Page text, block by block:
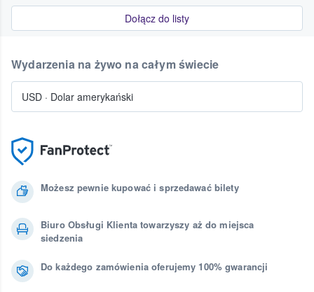
Dołącz do listy
Możesz pewnie kupować i sprzedawać bilety
Biuro Obsługi Klienta towarzyszy aż do miejsca
siedzenia
Do każdego zamówienia oferujemy 100% gwarancji
Wydarzenia na żywo na całym świecie
USD · Dolar amerykański